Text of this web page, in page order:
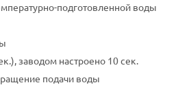
подготовленной воды
заводом настроено 10 сек.
подачи воды